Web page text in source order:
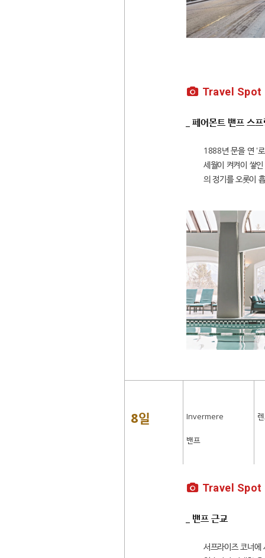
Travel Spot
_ 페어몬트 밴프
1888년 문을 연 '
세월이 켜켜이 쌓
의 정기를 오롯이
8일 Invermere
밴프
Travel Spot
_ 밴프 근교
서프라이즈 코너